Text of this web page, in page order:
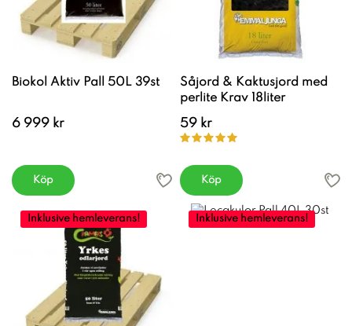
Biokol Aktiv Pall 50L 39st
6 999 kr
Köp
Såjord & Kaktusjord med
perlite Krav 18liter
59 kr
Köp
Inklusive hemleverans! Inklusive hemleverans!